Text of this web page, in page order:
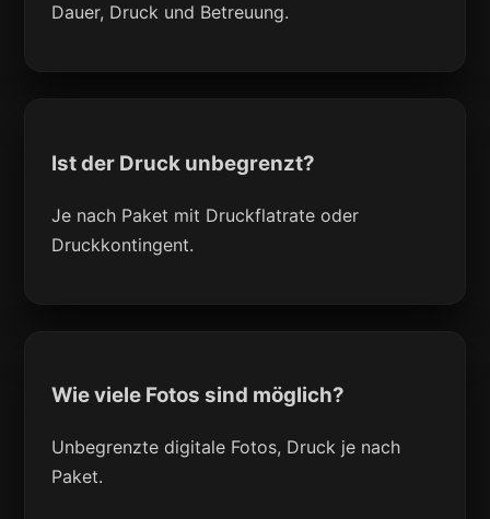
Dauer, Druck und Betreuung.
Ist der Druck unbegrenzt?
Je nach Paket mit Druckflatrate oder
Druckkontingent.
Wie viele Fotos sind möglich?
Unbegrenzte digitale Fotos, Druck je nach
Paket.